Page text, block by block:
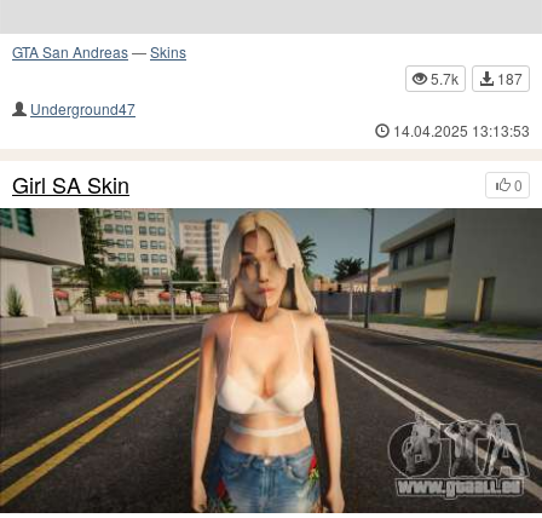
GTA San Andreas—Skins
5.7k
187
Underground47
14.04.2025 13:13:53
0
Girl SA Skin